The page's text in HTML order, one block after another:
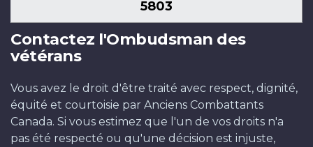
5803
Contactez l'Ombudsman des
vétérans
Vous avez le droit d'être traité avec respect, dignité,
équité et courtoisie par Anciens Combattants
Canada. Si vous estimez que l'un de vos droits n'a
pas été respecté ou qu'une décision est injuste,